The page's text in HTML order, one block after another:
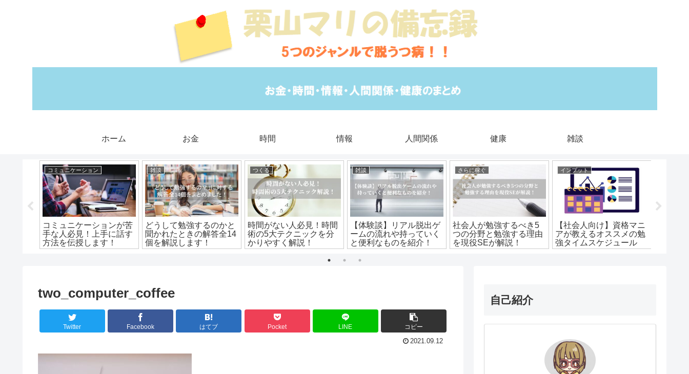
ホーム お金 時間 情報 人間関係 健康 雑談
コミュニケーション
コミュニケーションが苦
手な人必見！上手に話す
方法を伝授します！
雑談
どうして勉強するのかと
聞かれたときの解答全14
個を解説します！
つくる
時間がない人必見！時間
術の5大テクニックを分
かりやすく解説！
雑談
【体験談】リアル脱出ゲ
ームの流れや持っていく
と便利なものを紹介！
さらに稼ぐ
社会人が勉強するべき5
つの分野と勉強する理由
を現役SEが解説！
インプット
【社会人向け】資格マニ
アが教えるオススメの勉
強タイムスケジュール
two_computer_coffee
Twitter Facebook はてブ Pocket LINE コピー
2021.09.12
自己紹介